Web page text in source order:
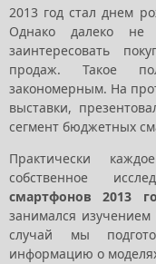
2013 год стал днем
Однако далеко
заинтересовать
продаж. Такое
закономерным. На
выставки,
сегмент бюджетных
Практически
собственное
смартфонов 2013
занимался
случай мы
информацию о